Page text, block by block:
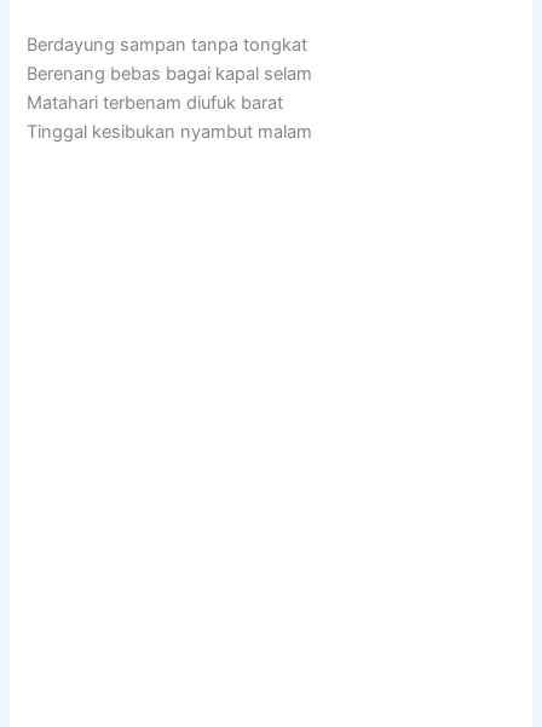
Berdayung sampan tanpa tongkat
Berenang bebas bagai kapal selam
Matahari terbenam diufuk barat
Tinggal kesibukan nyambut malam